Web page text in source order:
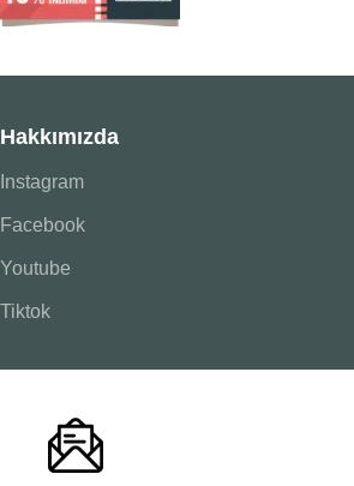
Hakkımızda
Instagram
Facebook
Youtube
Tiktok